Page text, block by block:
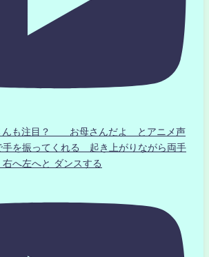
んも注目？ お母さんだよ とアニメ声
手を振ってくれる 起き上がりながら両手
へ左へと ダンスする